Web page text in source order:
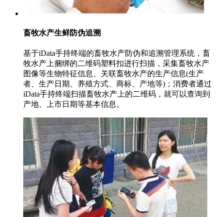
畜牧水产生鲜防伪追溯
基于iData手持终端的畜牧水产防伪和追溯管理系统，畜
牧水产上捆绑的二维码塑料扣进行扫描，采集畜牧水产
图像等生物特征信息、关联畜牧水产的生产信息(生产
者、生产日期、养殖方式、商标、产地等)；消费者通过
iData手持终端扫描畜牧水产上的二维码，就可以查询到
产地、上市日期等基本信息。